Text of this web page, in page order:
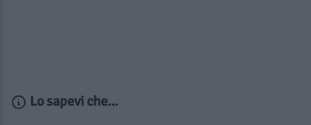
Lo sapevi che...